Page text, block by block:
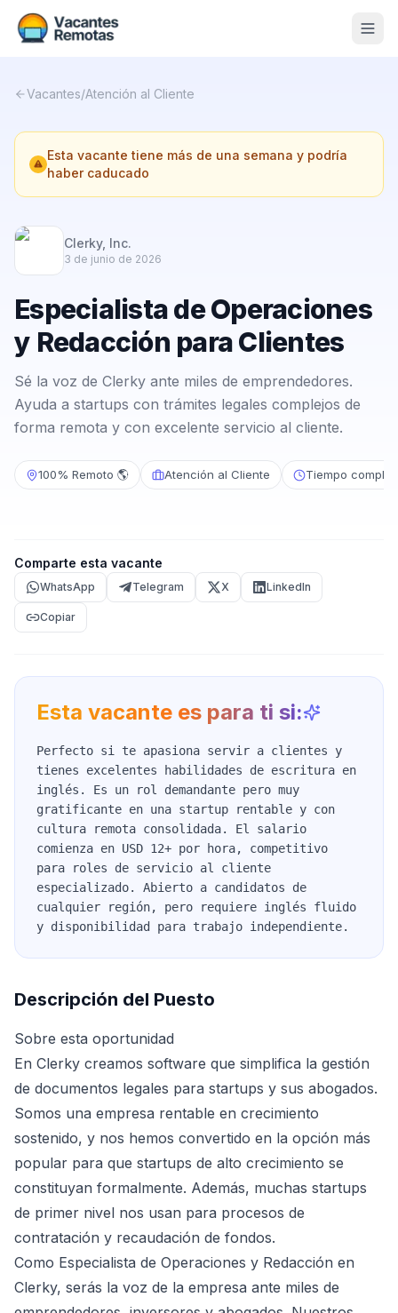
Nosotros
Contacto
Calculadora Freelance
Vacantes/Atención al Cliente
Esta vacante tiene más de una semana y podría
haber caducado
Clerky, Inc.
3 de junio de 2026
Especialista de Operaciones
y Redacción para Clientes
Sé la voz de Clerky ante miles de emprendedores.
Ayuda a startups con trámites legales complejos de
forma remota y con excelente servicio al cliente.
100% Remoto 🌎 Atención al Cliente Tiempo
Comparte esta vacante
WhatsApp Telegram X LinkedIn
Copiar
Esta vacante es para ti si:
Perfecto si te apasiona servir a clientes y
tienes excelentes habilidades de escritura en
inglés. Es un rol demandante pero muy
gratificante en una startup rentable y con
cultura remota consolidada. El salario
comienza en USD 12+ por hora, competitivo
para roles de servicio al cliente
especializado. Abierto a candidatos de
cualquier región, pero requiere inglés fluido
y disponibilidad para trabajo independiente.
Descripción del Puesto
Sobre esta oportunidad
En Clerky creamos software que simplifica la gestión
de documentos legales para startups y sus abogados.
Somos una empresa rentable en crecimiento
sostenido, y nos hemos convertido en la opción más
popular para que startups de alto crecimiento se
constituyan formalmente. Además, muchas startups
de primer nivel nos usan para procesos de
contratación y recaudación de fondos.
Como Especialista de Operaciones y Redacción en
Clerky, serás la voz de la empresa ante miles de